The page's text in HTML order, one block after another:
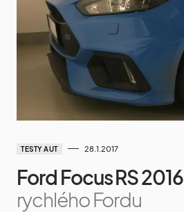
TESTY AUT 28.1.2017
Ford Focus RS 2016
rychlého Fordu